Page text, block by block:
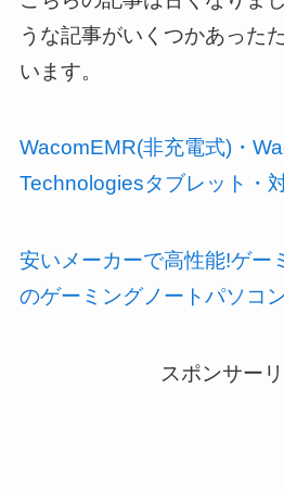
うな記事がいくつかあった
います。
WacomEMR(非充電式)・
Technologiesタブレット・
安いメーカーで高性能!ゲー
のゲーミングノートパソコ
スポンサー